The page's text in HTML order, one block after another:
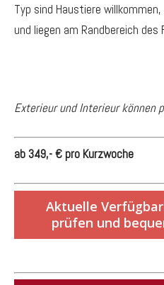
Typ sind Haustiere
und liegen am Randbereich des
Exterieur und Interieur können
ab 349,- € pro Kurzwoche
Aktuelle
prüfen und